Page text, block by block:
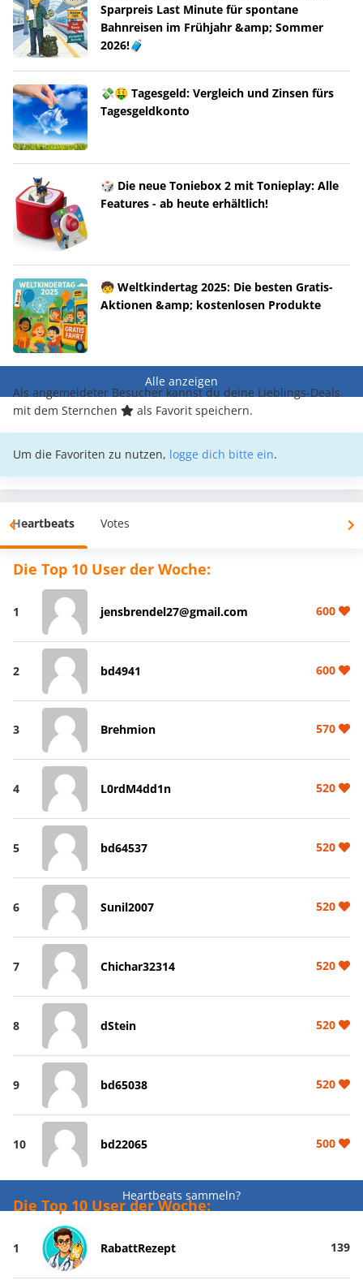
Sparpreis Last Minute für spontane
Bahnreisen im Frühjahr &amp; Sommer
2026!🧳
💸🤑 Tagesgeld: Vergleich und Zinsen fürs
Tagesgeldkonto
🎲 Die neue Toniebox 2 mit Tonieplay: Alle
Features - ab heute erhältlich!
🧒 Weltkindertag 2025: Die besten Gratis-
Aktionen &amp; kostenlosen Produkte
Alle anzeigen
Als angemeldeter Besucher kannst du deine Lieblings-Deals
mit dem Sternchen
als Favorit speichern.
Um die Favoriten zu nutzen, logge dich bitte ein.
Heartbeats Votes
Die Top 10 User der Woche:
1 jensbrendel27@gmail.com 600
2 bd4941 600
3 Brehmion 570
4 L0rdM4dd1n 520
5 bd64537 520
6 Sunil2007 520
7 Chichar32314 520
8 dStein 520
9 bd65038 520
10 bd22065 500
Heartbeats sammeln?
Die Top 10 User der Woche:
1 RabattRezept 139